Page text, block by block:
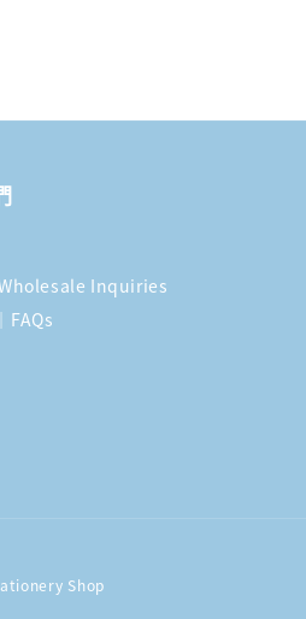
Inquiries
FAQs
Shop